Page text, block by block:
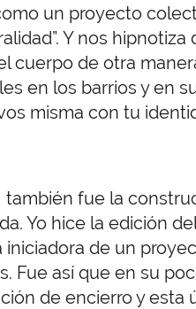
un proyecto
Y nos hipnotiza
cuerpo de otra
en los barrios y en
misma con tu
también fue la
Yo hice la edición
de un
Fue así que en su
de encierro y esta